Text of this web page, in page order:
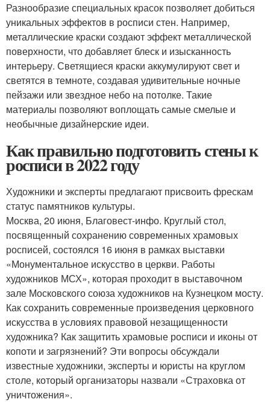
Разнообразие специальных красок позволяет добиться
уникальных эффектов в росписи стен. Например,
металлические краски создают эффект металлической
поверхности, что добавляет блеск и изысканность
интерьеру. Светящиеся краски аккумулируют свет и
светятся в темноте, создавая удивительные ночные
пейзажи или звездное небо на потолке. Такие
материалы позволяют воплощать самые смелые и
необычные дизайнерские идеи.
Как правильно подготовить стены к
росписи в 2022 году
Художники и эксперты предлагают присвоить фрескам
статус памятников культуры.
Москва, 20 июня, Благовест-инфо. Круглый стол,
посвященный сохранению современных храмовых
росписей, состоялся 16 июня в рамках выставки
«Монументальное искусство в церкви. Работы
художников МСХ», которая проходит в выставочном
зале Московского союза художников на Кузнецком мосту.
Как сохранить современные произведения церковного
искусства в условиях правовой незащищенности
художника? Как защитить храмовые росписи и иконы от
копоти и загрязнений? Эти вопросы обсуждали
известные художники, эксперты и юристы на круглом
столе, который организаторы назвали «Страховка от
уничтожения».